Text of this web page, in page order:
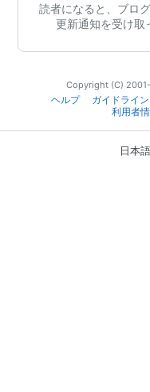
読者になると、ブロ
更新通知を受け取
Copyright (C)
ヘルプ
ガイドライン
利用者
日本語